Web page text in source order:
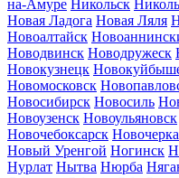
на-Амуре Никольск
Новая Ладога Новая Ляля
Новоалтайск
Новодвинск Новодружеск
Новокузнецк
Новомосковск
Новосибирск Новосиль
Новоузенск Новоульяновск
Новочебоксарск
Новый Уренгой Ногинск
Нурлат Нытва Нюрба